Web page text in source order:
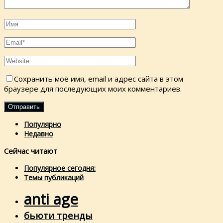
Сохранить моё имя, email и адрес сайта в этом
браузере для последующих моих комментариев.
Популярно
Недавно
Сейчас читают
Популярное сегодня:
Темы публикаций
anti age
бьюти тренды